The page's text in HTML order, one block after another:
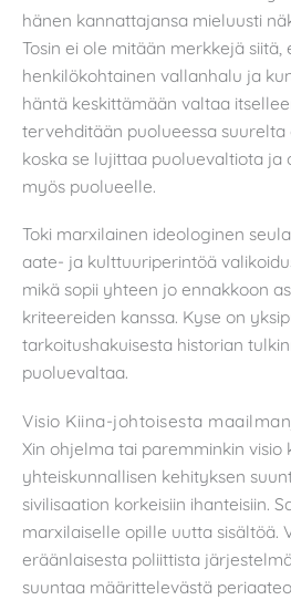
hänen kannattajansa mieluusti
Tosin ei ole mitään merkkejä siitä,
henkilökohtainen vallanhalu ja
häntä keskittämään valtaa
tervehditään puolueessa suurelta
koska se lujittaa puoluevaltiota
myös puolueelle.
Toki marxilainen ideologinen
aate- ja kulttuuriperintöä
mikä sopii yhteen jo ennakkoon
kriteereiden kanssa. Kyse on
tarkoitushakuisesta historian
puoluevaltaa.
Visio Kiina-johtoisesta
Xin ohjelma tai paremminkin visio
yhteiskunnallisen kehityksen
sivilisaation korkeisiin ihanteisiin.
marxilaiselle opille uutta sisältöä.
eräänlaisesta poliittista
suuntaa määrittelevästä